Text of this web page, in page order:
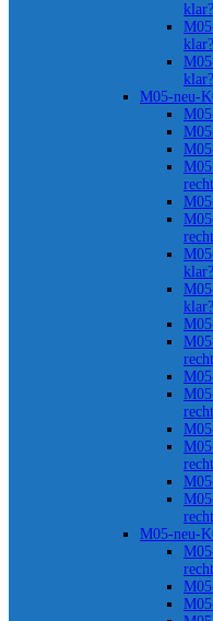
M05-neu-
M05-neu-